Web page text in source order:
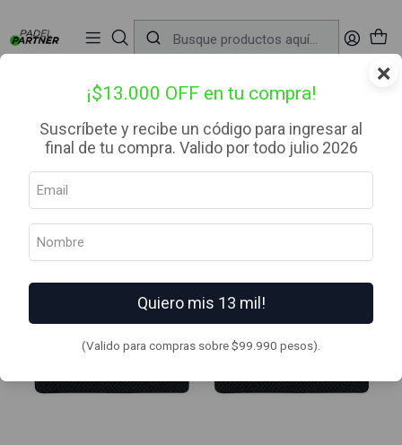
×
¡$13.000 OFF en tu compra!
Suscríbete y recibe un código para ingresar al
final de tu compra. Valido por todo julio 2026
Quiero mis 13 mil!
(Valido para compras sobre $99.990 pesos).
📦 Envío Gratis desde $99.990 — Entrega en RM el mismo día🔥Compra
antes de las 12:00 hrs (día hábil) y recibe hoy mismo.